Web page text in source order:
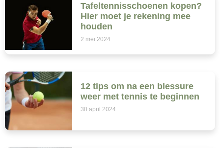
Tafeltennisschoenen kopen?
Hier moet je rekening mee
houden
2 mei 2024
12 tips om na een blessure
weer met tennis te beginnen
30 april 2024